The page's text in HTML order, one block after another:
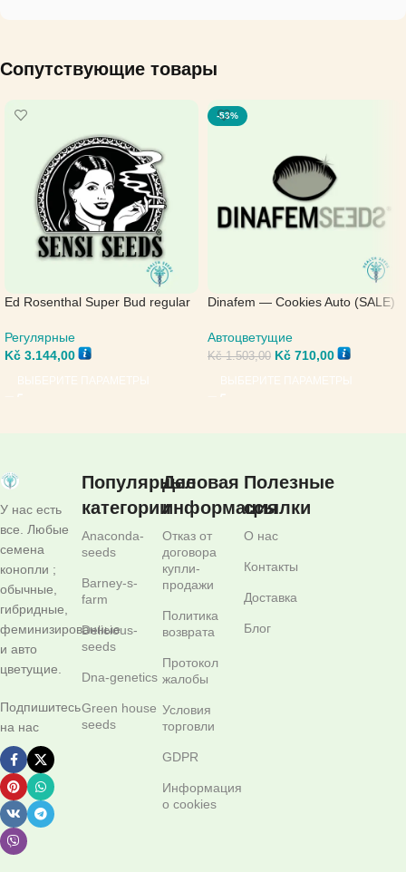
Сопутствующие товары
Ed Rosenthal Super Bud regular
Регулярные
Kč 3.144,00
-53%
Dinafem — Cookies Auto (SALE)
Автоцветущие
Kč1.503,00 Kč 710,00
ВЫБЕРИТЕ ПАРАМЕТРЫ
У нас есть
все. Любые
семена
конопли ;
обычные,
гибридные,
феминизированные
и авто
цветущие.
Подпишитесь
на нас
Популярные
категории
Anaconda-
seeds
Barney-s-
farm
Delicious-
seeds
Dna-genetics
Green house
seeds
Деловая
информация
Отказ от
договора
купли-
продажи
Политика
возврата
Протокол
жалобы
Условия
торговли
GDPR
Информация
о cookies
Полезные
ссылки
О нас
Контакты
Доставка
Блог